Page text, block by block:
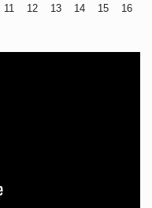
11 12 13 14 15
16